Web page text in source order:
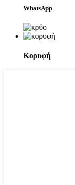
WhatsApp
Κορυφή